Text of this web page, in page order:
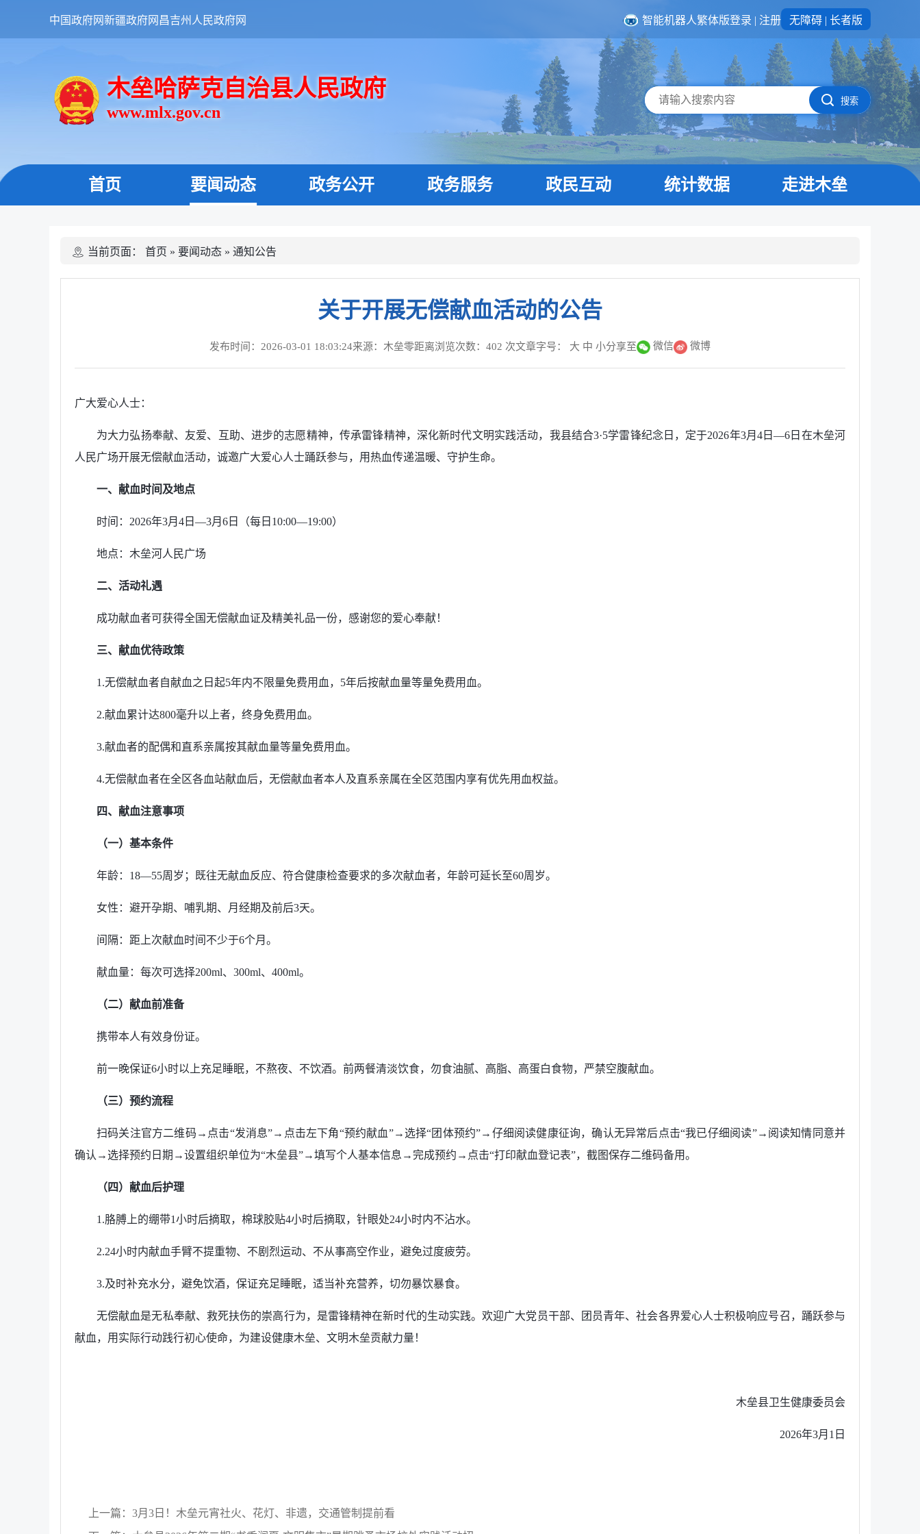
中国政府网新疆政府网 昌吉州人民政府网 智能机器人繁体版登录 | 注册 无障碍 | 长者版
木垒哈萨克自治县人民政府
www.mlx.gov.cn
搜索
首页 要闻动态 政务公开 政务服务 政民互动 统计数据 走进木垒
当前页面： 首页 » 要闻动态 » 通知公告
关于开展无偿献血活动的公告
发布时间：2026-03-01 18:03:24来源：木垒零距离浏览次数： 402 次文章字号： 大 中 小分享至 微信 微博
广大爱心人士：
为大力弘扬奉献、友爱、互助、进步的志愿精神，传承雷锋精神，深化新时代文明实践活动，我县结合3·5学雷锋纪念日，定于2026年3月4日—6日在木垒河
人民广场开展无偿献血活动，诚邀广大爱心人士踊跃参与，用热血传递温暖、守护生命。
一、献血时间及地点
时间：2026年3月4日—3月6日（每日10:00—19:00）
地点：木垒河人民广场
二、活动礼遇
成功献血者可获得全国无偿献血证及精美礼品一份，感谢您的爱心奉献！
三、献血优待政策
1.无偿献血者自献血之日起5年内不限量免费用血，5年后按献血量等量免费用血。
2.献血累计达800毫升以上者，终身免费用血。
3.献血者的配偶和直系亲属按其献血量等量免费用血。
4.无偿献血者在全区各血站献血后，无偿献血者本人及直系亲属在全区范围内享有优先用血权益。
四、献血注意事项
（一）基本条件
年龄：18—55周岁；既往无献血反应、符合健康检查要求的多次献血者，年龄可延长至60周岁。
女性：避开孕期、哺乳期、月经期及前后3天。
间隔：距上次献血时间不少于6个月。
献血量：每次可选择200ml、300ml、400ml。
（二）献血前准备
携带本人有效身份证。
前一晚保证6小时以上充足睡眠，不熬夜、不饮酒。前两餐清淡饮食，勿食油腻、高脂、高蛋白食物，严禁空腹献血。
（三）预约流程
扫码关注官方二维码→点击“发消息”→点击左下角“预约献血”→选择“团体预约”→仔细阅读健康征询，确认无异常后点击“我已仔细阅读”→阅读知情同意并
确认→选择预约日期→设置组织单位为“木垒县”→填写个人基本信息→完成预约→点击“打印献血登记表”，截图保存二维码备用。
（四）献血后护理
1.胳膊上的绷带1小时后摘取，棉球胶贴4小时后摘取，针眼处24小时内不沾水。
2.24小时内献血手臂不提重物、不剧烈运动、不从事高空作业，避免过度疲劳。
3.及时补充水分，避免饮酒，保证充足睡眠，适当补充营养，切勿暴饮暴食。
无偿献血是无私奉献、救死扶伤的崇高行为，是雷锋精神在新时代的生动实践。欢迎广大党员干部、团员青年、社会各界爱心人士积极响应号召，踊跃参与
献血，用实际行动践行初心使命，为建设健康木垒、文明木垒贡献力量！
木垒县卫生健康委员会
2026年3月1日
上一篇：3月3日！木垒元宵社火、花灯、非遗，交通管制提前看